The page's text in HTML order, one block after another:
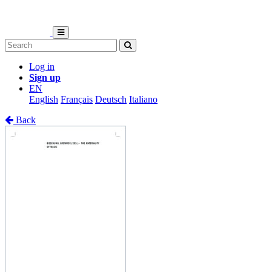
Log in
Sign up
EN
English Français Deutsch Italiano
Back